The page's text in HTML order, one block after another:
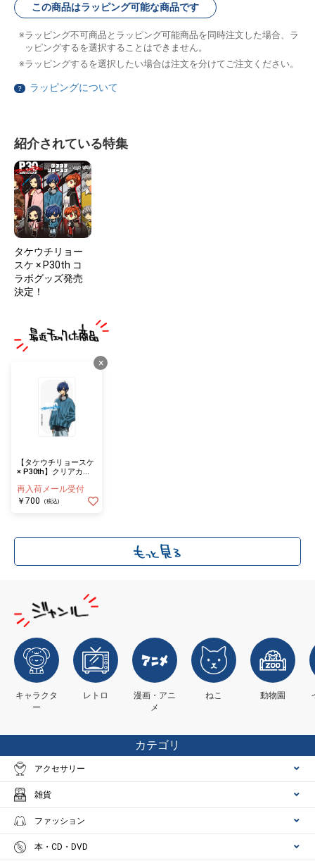
この商品はラッピング可能な商品です
ラッピング不可商品とラッピング可能商品を同時注文した場合、ラ
ッピングするを選択することはできません。
ラッピングするを選択したい場合は注文を分けてご注文ください。
？ ラッピングについて
紹介されている特集
タケウチリョー
スケ × P30th コ
ラボグッズ発売
決定！
×
【タケウチリョースケ
× P30th】クリアカー
再入荷メール受付
￥700
(税込)
キャラクタ
ー
レトロ
漫画・アニ
メ
ねこ 動物園
カテゴリ
アクセサリー
雑貨
ファッション
本・CD・DVD